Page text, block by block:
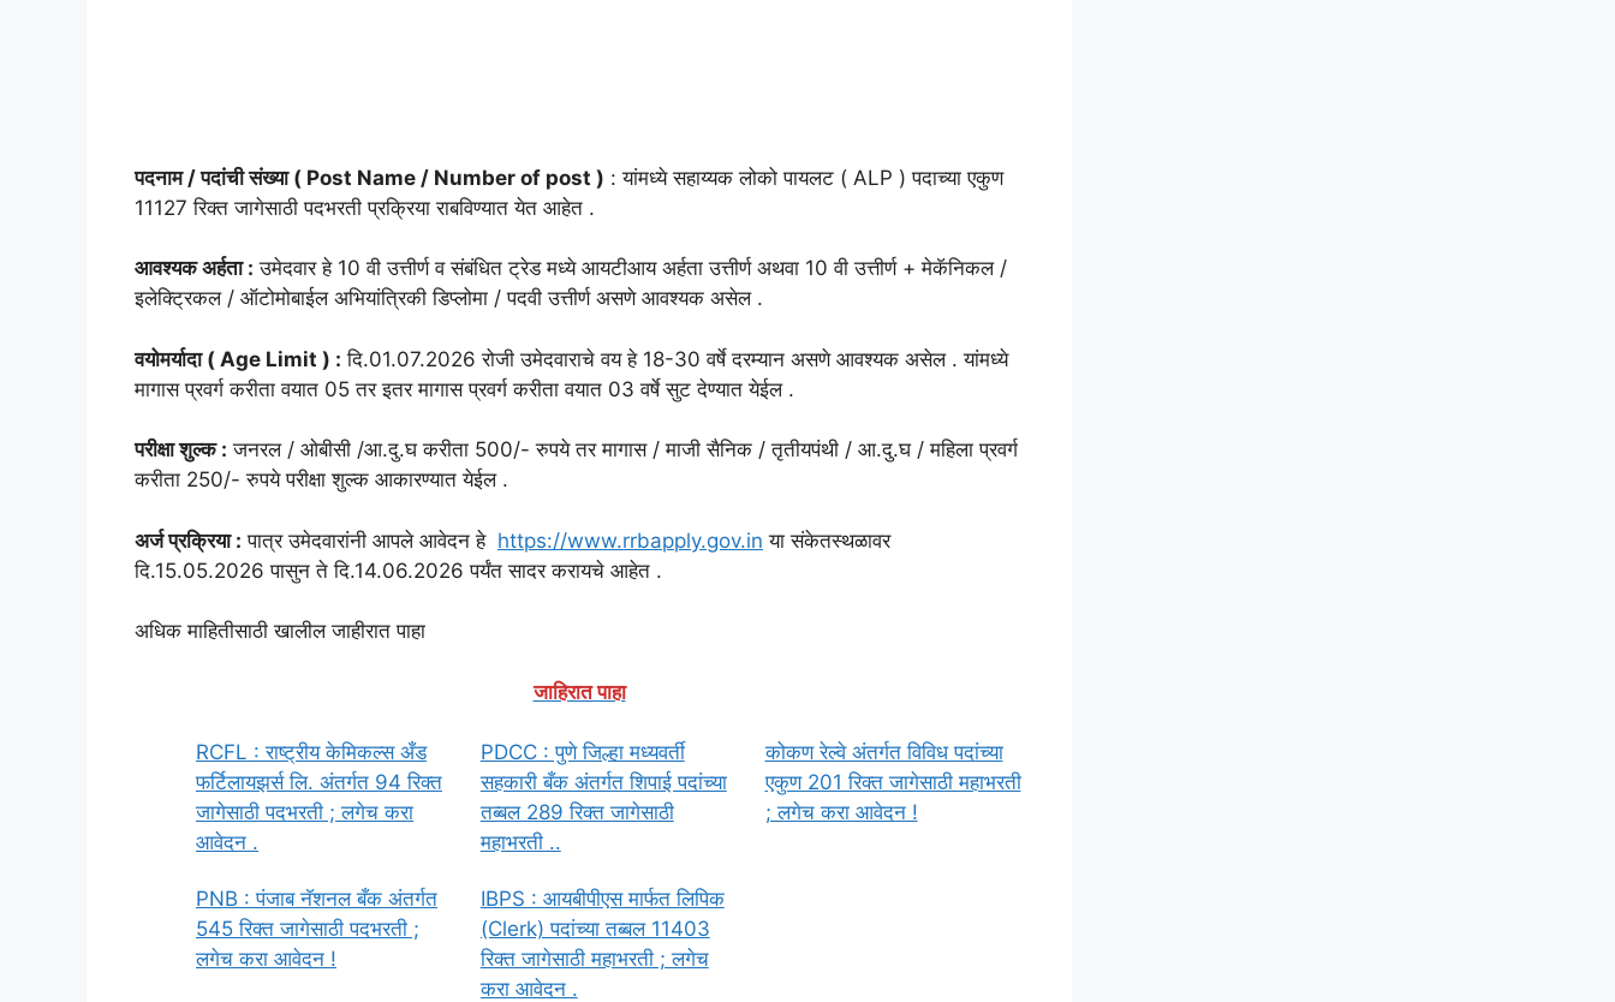
पदनाम / पदांची संख्या ( Post Name / Number of post ) : यांमध्ये सहाय्यक लोको पायलट ( ALP ) पदाच्या एकुण
11127 रिक्त जागेसाठी पदभरती प्रक्रिया राबविण्यात येत आहेत .
आवश्यक अर्हता : उमेदवार हे 10 वी उत्तीर्ण व संबंधित ट्रेड मध्ये आयटीआय अर्हता उत्तीर्ण अथवा 10 वी उत्तीर्ण + मेकॅनिकल /
इलेक्ट्रिकल / ऑटोमोबाईल अभियांत्रिकी डिप्लोमा / पदवी उत्तीर्ण असणे आवश्यक असेल .
वयोमर्यादा ( Age Limit ) : दि.01.07.2026 रोजी उमेदवाराचे वय हे 18-30 वर्षे दरम्यान असणे आवश्यक असेल . यांमध्ये
मागास प्रवर्ग करीता वयात 05 तर इतर मागास प्रवर्ग करीता वयात 03 वर्षे सुट देण्यात येईल .
परीक्षा शुल्क : जनरल / ओबीसी /आ.दु.घ करीता 500/- रुपये तर मागास / माजी सैनिक / तृतीयपंथी / आ.दु.घ / महिला प्रवर्ग
करीता 250/- रुपये परीक्षा शुल्क आकारण्यात येईल .
अर्ज प्रक्रिया : पात्र उमेदवारांनी आपले आवेदन हे https://www.rrbapply.gov.in या संकेतस्थळावर
दि.15.05.2026 पासुन ते दि.14.06.2026 पर्यंत सादर करायचे आहेत .
अधिक माहितीसाठी खालील जाहीरात पाहा
जाहिरात पाहा
RCFL : राष्ट्रीय केमिकल्स अँड
फर्टिलायझर्स लि. अंतर्गत 94 रिक्त
जागेसाठी पदभरती ; लगेच करा
आवेदन .
PDCC : पुणे जिल्हा मध्यवर्ती
सहकारी बँक अंतर्गत शिपाई पदांच्या
तब्बल 289 रिक्त जागेसाठी
महाभरती ..
कोकण रेल्वे अंतर्गत विविध पदांच्या
एकुण 201 रिक्त जागेसाठी महाभरती
; लगेच करा आवेदन !
PNB : पंजाब नॅशनल बँक अंतर्गत
545 रिक्त जागेसाठी पदभरती ;
लगेच करा आवेदन !
IBPS : आयबीपीएस मार्फत लिपिक
(Clerk) पदांच्या तब्बल 11403
रिक्त जागेसाठी महाभरती ; लगेच
करा आवेदन .